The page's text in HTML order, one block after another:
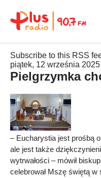
Subscribe to this RSS
piątek, 12 września
Pielgrzymka
– Eucharystia jest prośbą
ale jest także
wytrwałości – mówił
celebrował Mszę świętą